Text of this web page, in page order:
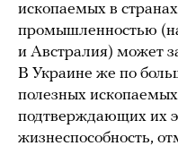
ископаемых в
промышленностью
и Австралия) может
В Украине же по
полезных
подтверждающих их
жизнеспособность,